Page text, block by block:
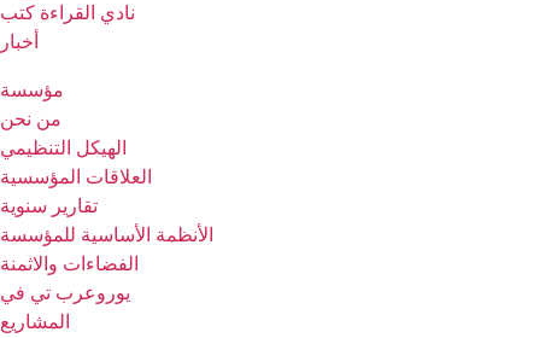
نادي القراءة كتب
أخبار
مؤسسة
من نحن
الهيكل التنظيمي
العلاقات المؤسسية
تقارير سنوية
الأنظمة الأساسية للمؤسسة
الفضاءات والاثمنة
يوروعرب تي في
المشاريع